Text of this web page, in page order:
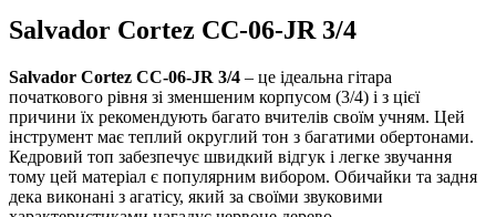
Salvador Cortez CC-06-JR 3/4
Salvador Cortez CC-06-JR 3/4 – це ідеальна гітара
початкового рівня зі зменшеним корпусом (3/4) і з цієї
причини їх рекомендують багато вчителів своїм учням. Цей
інструмент має теплий округлий тон з багатими обертонами.
Кедровий топ забезпечує швидкий відгук і легке звучання
тому цей матеріал є популярним вибором. Обичайки та задня
дека виконані з агатісу, який за своїми звуковими